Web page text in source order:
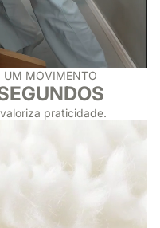
UM MOVIMENTO
praticidade.